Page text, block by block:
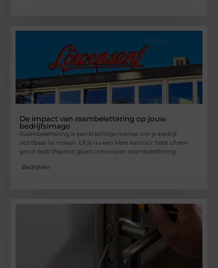
De impact van raambelettering op jouw
bedrijfsimago
Raambelettering is een krachtige manier om je bedrijf
zichtbaar te maken. Of je nu een klein kantoor hebt of een
groot bedrijfspand, goed ontworpen raambelettering
Bedrijven